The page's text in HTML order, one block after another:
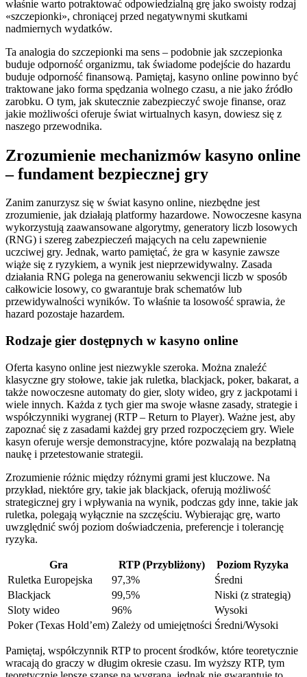
właśnie warto potraktować odpowiedzialną grę jako swoisty rodzaj
«szczepionki», chroniącej przed negatywnymi skutkami
nadmiernych wydatków.
Ta analogia do szczepionki ma sens – podobnie jak szczepionka
buduje odporność organizmu, tak świadome podejście do hazardu
buduje odporność finansową. Pamiętaj, kasyno online powinno być
traktowane jako forma spędzania wolnego czasu, a nie jako źródło
zarobku. O tym, jak skutecznie zabezpieczyć swoje finanse, oraz
jakie możliwości oferuje świat wirtualnych kasyn, dowiesz się z
naszego przewodnika.
Zrozumienie mechanizmów kasyno online
– fundament bezpiecznej gry
Zanim zanurzysz się w świat kasyno online, niezbędne jest
zrozumienie, jak działają platformy hazardowe. Nowoczesne kasyna
wykorzystują zaawansowane algorytmy, generatory liczb losowych
(RNG) i szereg zabezpieczeń mających na celu zapewnienie
uczciwej gry. Jednak, warto pamiętać, że gra w kasynie zawsze
wiąże się z ryzykiem, a wynik jest nieprzewidywalny. Zasada
działania RNG polega na generowaniu sekwencji liczb w sposób
całkowicie losowy, co gwarantuje brak schematów lub
przewidywalności wyników. To właśnie ta losowość sprawia, że
hazard pozostaje hazardem.
Rodzaje gier dostępnych w kasyno online
Oferta kasyno online jest niezwykle szeroka. Można znaleźć
klasyczne gry stołowe, takie jak ruletka, blackjack, poker, bakarat, a
także nowoczesne automaty do gier, sloty wideo, gry z jackpotami i
wiele innych. Każda z tych gier ma swoje własne zasady, strategie i
współczynniki wygranej (RTP – Return to Player). Ważne jest, aby
zapoznać się z zasadami każdej gry przed rozpoczęciem gry. Wiele
kasyn oferuje wersje demonstracyjne, które pozwalają na bezpłatną
naukę i przetestowanie strategii.
Zrozumienie różnic między różnymi grami jest kluczowe. Na
przykład, niektóre gry, takie jak blackjack, oferują możliwość
strategicznej gry i wpływania na wynik, podczas gdy inne, takie jak
ruletka, polegają wyłącznie na szczęściu. Wybierając grę, warto
uwzględnić swój poziom doświadczenia, preferencje i tolerancję
ryzyka.
Gra RTP (Przybliżony)
Poziom Ryzyka
Ruletka Europejska
97,3%
Średni
Blackjack
99,5%
Niski (z strategią)
Sloty wideo
96%
Wysoki
Poker (Texas Hold’em) Zależy od umiejętności Średni/Wysoki
Pamiętaj, współczynnik RTP to procent środków, które teoretycznie
wracają do graczy w długim okresie czasu. Im wyższy RTP, tym